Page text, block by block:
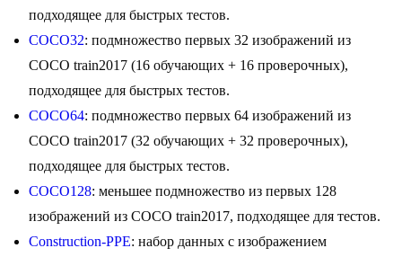
подходящее для быстрых тестов.
COCO32: подмножество первых 32 изображений из
COCO train2017 (16 обучающих + 16 проверочных),
подходящее для быстрых тестов.
COCO64: подмножество первых 64 изображений из
COCO train2017 (32 обучающих + 32 проверочных),
подходящее для быстрых тестов.
COCO128: меньшее подмножество из первых 128
изображений из COCO train2017, подходящее для тестов.
Construction-PPE: набор данных с изображением